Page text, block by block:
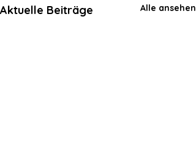
Aktuelle Beiträge Alle ansehen